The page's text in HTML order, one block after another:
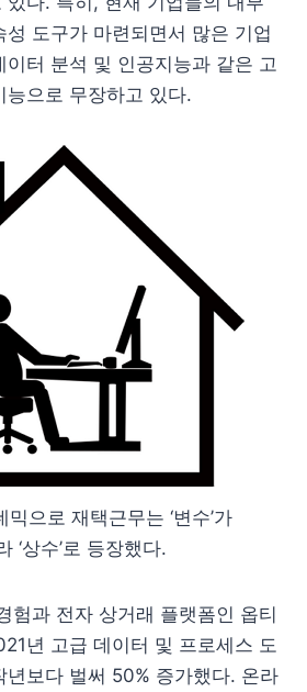
성 도구가 마련되면서 많은 기업
이터 분석 및 인공지능과 같은 고
능으로 무장하고 있다.
믹으로 재택근무는 ‘변수’가
‘상수’로 등장했다.
험과 전자 상거래 플랫폼인 옵티
년 고급 데이터 및 프로세스 도
년보다 벌써 50% 증가했다. 온라